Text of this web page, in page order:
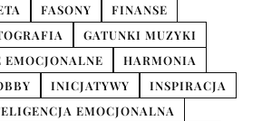
FASONY
FINANSE
GATUNKI MUZYKI
EMOCJONALNE
HARMONIA
INICJATYWY
INSPIRACJA
EMOCJONALNA